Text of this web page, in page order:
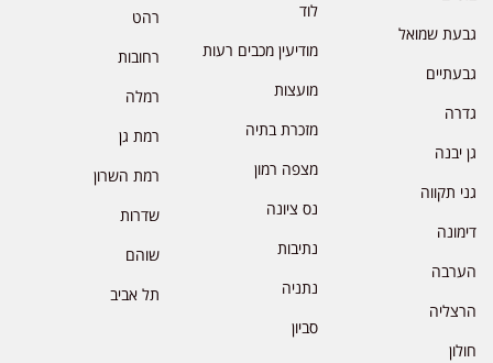
גבעת שמואל
גבעתיים
גדרה
גן יבנה
גני תקווה
דימונה
הערבה
הרצליה
חולון
לוד
מודיעין מכבים רעות
מועצות
מזכרת בתיה
מצפה רמון
נס ציונה
נתיבות
נתניה
סביון
רהט
רחובות
רמלה
רמת גן
רמת השרון
שדרות
שוהם
תל אביב